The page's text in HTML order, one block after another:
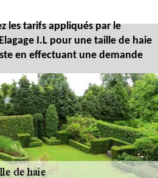
les tarifs appliqués par le
I.L pour une taille de haie
en effectuant une demande